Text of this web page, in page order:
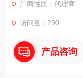
厂商性质：代理商
访问量：290
产品咨询